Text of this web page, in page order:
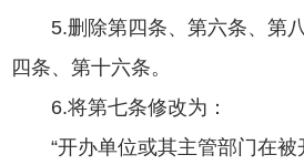
5.删除第四条、第六条、第八
四条、第十六条。
6.将第七条修改为：
“开办单位或其主管部门在被